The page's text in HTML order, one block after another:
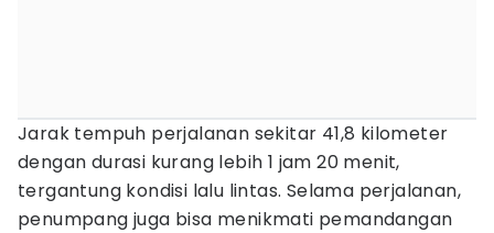
Jarak tempuh perjalanan sekitar 41,8 kilometer
dengan durasi kurang lebih 1 jam 20 menit,
tergantung kondisi lalu lintas. Selama perjalanan,
penumpang juga bisa menikmati pemandangan